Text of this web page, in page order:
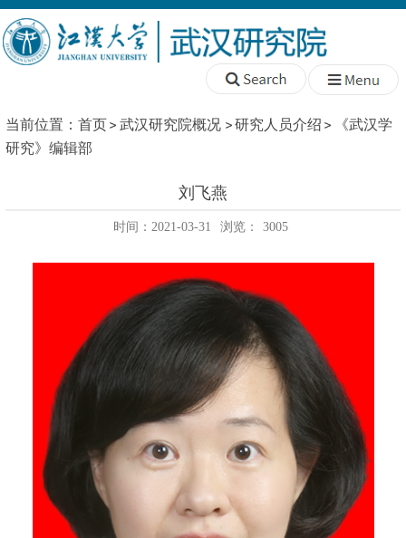
当前位置： 首页 武汉研究院概况 研究人员介绍
《武汉学
研究》编辑部
刘飞燕
时间：2021-03-31 浏览： 3005